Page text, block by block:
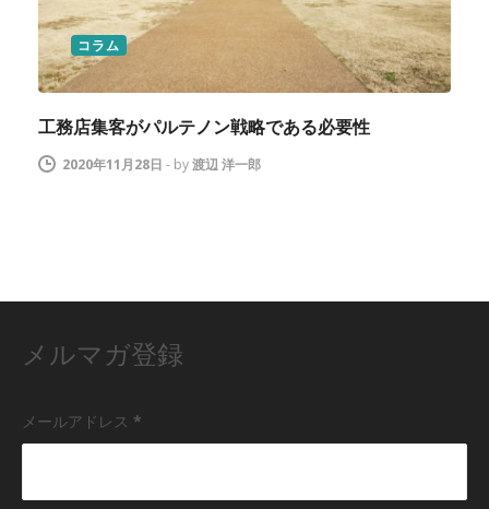
コラム
工務店集客がパルテノン戦略である必要性
2020年11月28日 - by渡辺 洋一郎
メルマガ登録
メールアドレス *